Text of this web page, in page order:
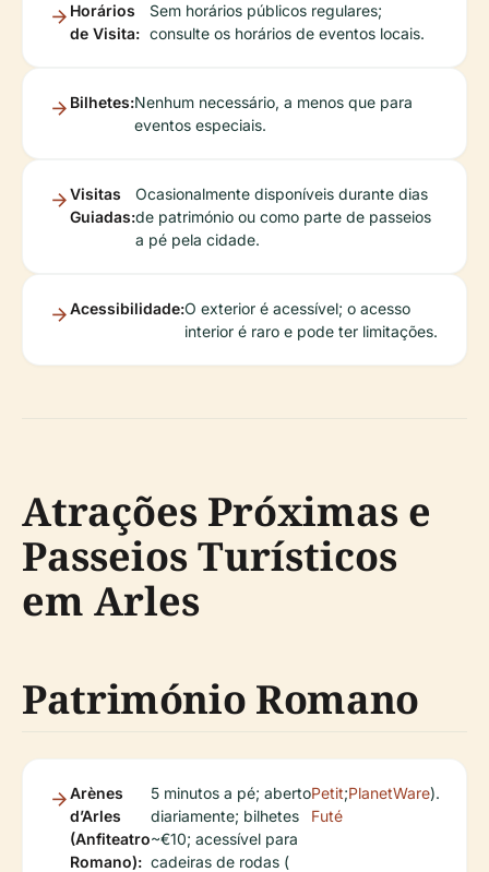
Horários
de Visita:
Sem horários públicos regulares;
consulte os horários de eventos locais.
Bilhetes:Nenhum necessário, a menos que para
eventos especiais.
Visitas
Guiadas:
Ocasionalmente disponíveis durante dias
de património ou como parte de passeios
a pé pela cidade.
Acessibilidade:O exterior é acessível; o acesso
interior é raro e pode ter limitações.
Atrações Próximas e
Passeios Turísticos
em Arles
Património Romano
Arènes
d’Arles
(Anfiteatro
Romano):
5 minutos a pé; aberto
diariamente; bilhetes
~€10; acessível para
cadeiras de rodas (
Petit
Futé
;PlanetWare).